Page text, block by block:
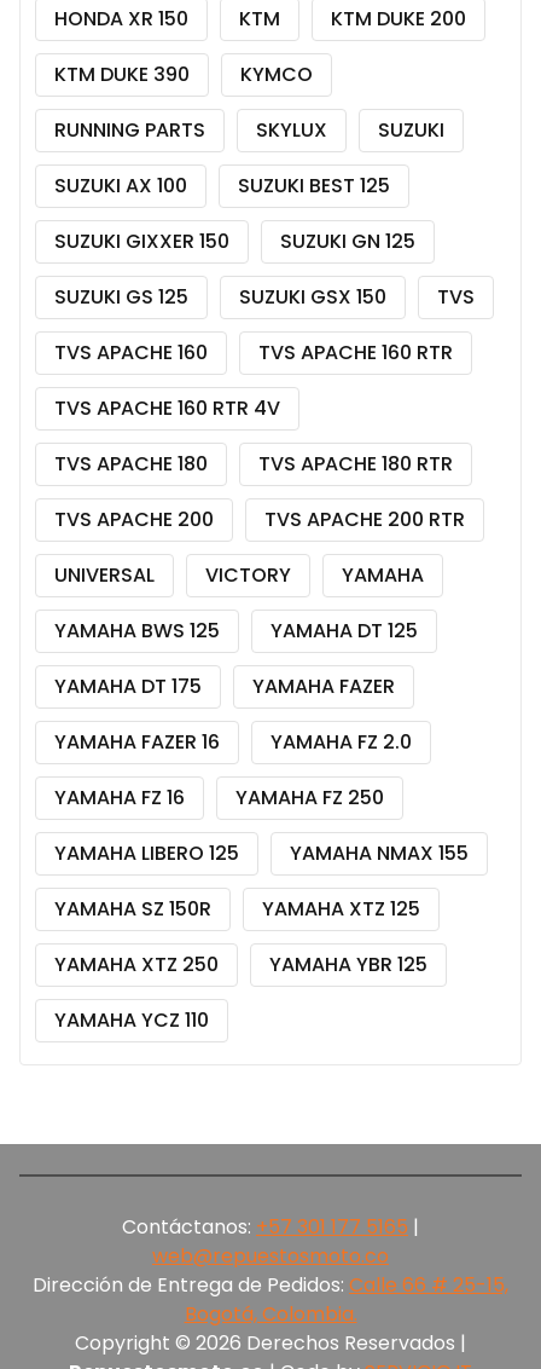
HONDA XR 150
KTM
KTM DUKE 200
KTM DUKE 390
KYMCO
RUNNING PARTS
SKYLUX
SUZUKI
SUZUKI AX 100
SUZUKI BEST 125
SUZUKI GIXXER 150
SUZUKI GN 125
SUZUKI GS 125
SUZUKI GSX 150
TVS
TVS APACHE 160
TVS APACHE 160 RTR
TVS APACHE 160 RTR 4V
TVS APACHE 180
TVS APACHE 180 RTR
TVS APACHE 200
TVS APACHE 200 RTR
UNIVERSAL
VICTORY
YAMAHA
YAMAHA BWS 125
YAMAHA DT 125
YAMAHA DT 175
YAMAHA FAZER
YAMAHA FAZER 16
YAMAHA FZ 2.0
YAMAHA FZ 16
YAMAHA FZ 250
YAMAHA LIBERO 125
YAMAHA NMAX 155
YAMAHA SZ 150R
YAMAHA XTZ 125
YAMAHA XTZ 250
YAMAHA YBR 125
YAMAHA YCZ 110
Contáctanos: +57 301 177 5165‬ |
web@repuestosmoto.co
Dirección de Entrega de Pedidos: Calle 66 # 25-15,
Bogotá, Colombia.
Copyright © 2026 Derechos Reservados |